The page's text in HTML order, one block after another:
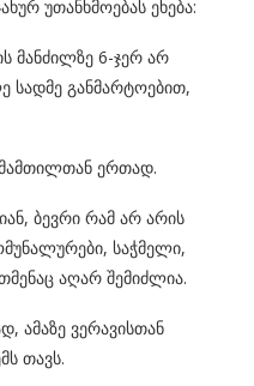
უთანხმოებას ეხება:
მანძილზე 6-ჯერ არ
სადმე განმარტოებით,
ერთად.
ბევრი რამ არ არის
საჭმელი,
აღარ შემიძლია.
ამაზე ვერავისთან
თავს.